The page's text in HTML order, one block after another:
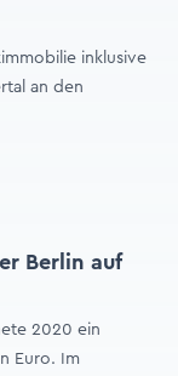
inklusive
an den
Berlin auf
2020 ein
Euro. Im